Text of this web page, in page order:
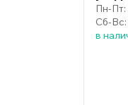
Пн-
Сб-
в